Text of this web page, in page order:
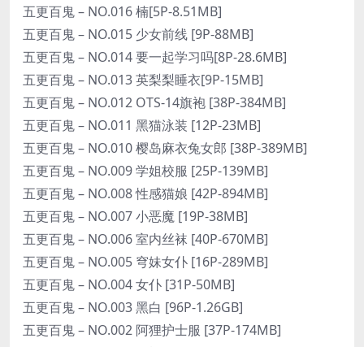
五更百鬼 – NO.016 楠[5P-8.51MB]
五更百鬼 – NO.015 少女前线 [9P-88MB]
五更百鬼 – NO.014 要一起学习吗[8P-28.6MB]
五更百鬼 – NO.013 英梨梨睡衣[9P-15MB]
五更百鬼 – NO.012 OTS-14旗袍 [38P-384MB]
五更百鬼 – NO.011 黑猫泳装 [12P-23MB]
五更百鬼 – NO.010 樱岛麻衣兔女郎 [38P-389MB]
五更百鬼 – NO.009 学姐校服 [25P-139MB]
五更百鬼 – NO.008 性感猫娘 [42P-894MB]
五更百鬼 – NO.007 小恶魔 [19P-38MB]
五更百鬼 – NO.006 室内丝袜 [40P-670MB]
五更百鬼 – NO.005 穹妹女仆 [16P-289MB]
五更百鬼 – NO.004 女仆 [31P-50MB]
五更百鬼 – NO.003 黑白 [96P-1.26GB]
五更百鬼 – NO.002 阿狸护士服 [37P-174MB]